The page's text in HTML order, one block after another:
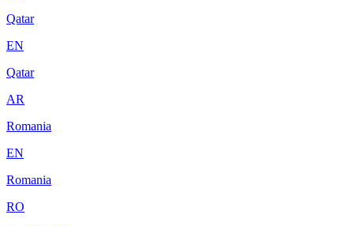
Qatar
EN
Qatar
AR
Romania
EN
Romania
RO